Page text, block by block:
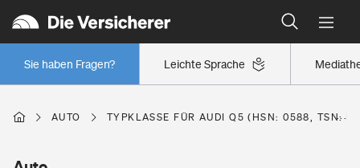
Leichte Sprache
Sie haben Fragen?
Wer versichert was: Jetzt Versicherer finden
Regionalklassen: So ist Ihre Region eingestuft
Wer versichert was: Jetzt Versicherer finden
AUTO TYPKLASSE FÜR AUDI Q5 (HSN: 0588, TSN: